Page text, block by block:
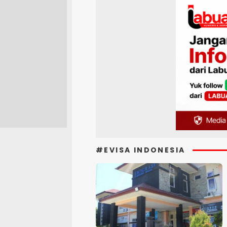
#EVISA INDONESIA